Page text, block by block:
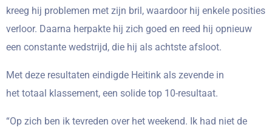
kreeg hij problemen met zijn bril, waardoor hij enkele posities
verloor. Daarna herpakte hij zich goed en reed hij opnieuw
een constante wedstrijd, die hij als achtste afsloot.
Met deze resultaten eindigde Heitink als zevende in
het totaal klassement, een solide top 10-resultaat.
“Op zich ben ik tevreden over het weekend. Ik had niet de